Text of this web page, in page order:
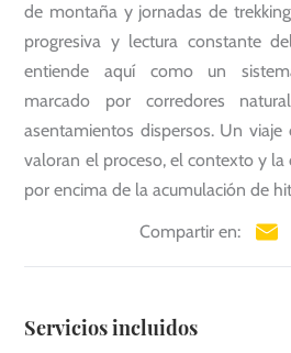
de montaña y jornadas de
progresiva y lectura constante
entiende aquí como un
marcado por corredores
asentamientos dispersos. Un viaje
valoran el proceso, el contexto y la
por encima de la acumulación de
Compartir en:
Servicios incluidos